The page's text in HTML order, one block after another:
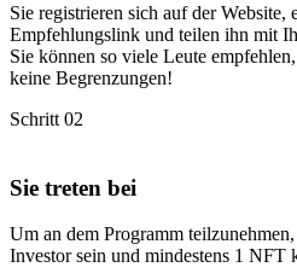
Sie registrieren sich auf der Website,
Empfehlungslink und teilen ihn mit
Sie können so viele Leute
keine Begrenzungen!
Schritt 02
Sie treten bei
Um an dem Programm
Investor sein und mindestens 1 NFT